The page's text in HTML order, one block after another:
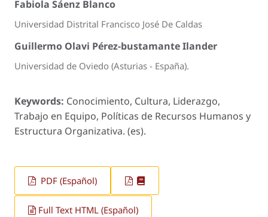
Fabiola Sáenz Blanco
Universidad Distrital Francisco José De Caldas
Guillermo Olavi Pérez-bustamante Ilander
Universidad de Oviedo (Asturias - España).
Keywords: Conocimiento, Cultura, Liderazgo,
Trabajo en Equipo, Políticas de Recursos Humanos y
Estructura Organizativa. (es).
PDF (Español)
Full Text HTML (Español)